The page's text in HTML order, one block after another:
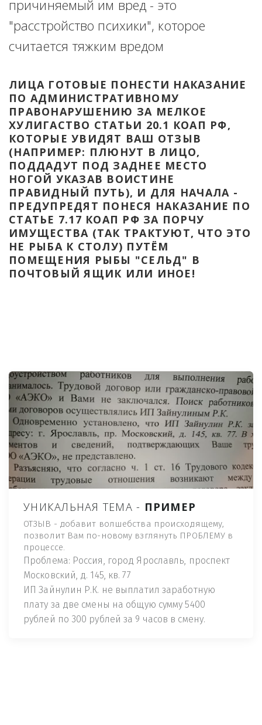
причиняемый им вред - это
"расстройство психики", которое
считается тяжким вредом
ЛИЦА ГОТОВЫЕ ПОНЕСТИ НАКАЗАНИЕ
ПО АДМИНИСТРАТИВНОМУ
ПРАВОНАРУШЕНИЮ ЗА МЕЛКОЕ
ХУЛИГАСТВО СТАТЬИ 20.1 КОАП РФ,
КОТОРЫЕ УВИДЯТ ВАШ ОТЗЫВ
(НАПРИМЕР: ПЛЮНУТ В ЛИЦО,
ПОДДАДУТ ПОД ЗАДНЕЕ МЕСТО
НОГОЙ УКАЗАВ ВОИСТИНЕ
ПРАВИДНЫЙ ПУТЬ), И ДЛЯ НАЧАЛА -
ПРЕДУПРЕДЯТ ПОНЕСЯ НАКАЗАНИЕ ПО
СТАТЬЕ 7.17 КОАП РФ ЗА ПОРЧУ
ИМУЩЕСТВА (ТАК ТРАКТУЮТ, ЧТО ЭТО
НЕ РЫБА К СТОЛУ) ПУТЁМ
ПОМЕЩЕНИЯ РЫБЫ "СЕЛЬД" В
ПОЧТОВЫЙ ЯЩИК ИЛИ ИНОЕ!
УНИКАЛЬНАЯ ТЕМА - ПРИМЕР
ОТЗЫВ - добавит волшебства происходящему,
позволит Вам по-новому взглянуть ПРОБЛЕМУ в
процессе.
Проблема: Россия, город Ярославль, проспект
Московский, д. 145, кв. 77
ИП Зайнулин Р.К. не выплатил заработную
плату за две смены на общую сумму 5400
рублей по 300 рублей за 9 часов в смену.